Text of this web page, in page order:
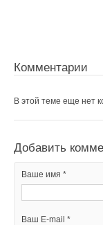
Комментарии
В этой теме еще нет
Добавить
Ваше имя *
Ваш E-mail *